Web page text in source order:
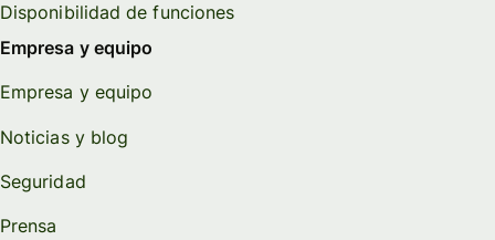
Disponibilidad de funciones
Empresa y equipo
Empresa y equipo
Noticias y blog
Seguridad
Prensa